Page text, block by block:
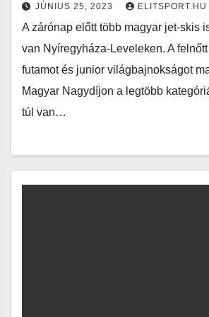
JÚNIUS 25, 2023 ELITSPORT.HU
A zárónap előtt több magyar jet-skis
van Nyíregyháza-Leveleken. A
futamot és junior világbajnokságot
Magyar Nagydíjon a legtöbb
túl van…